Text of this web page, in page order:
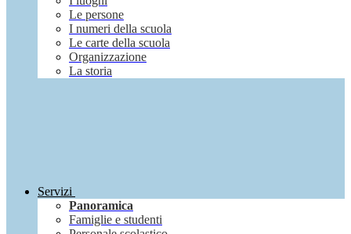
Le persone
I numeri della scuola
Le carte della scuola
Organizzazione
La storia
Servizi
Panoramica
Famiglie e studenti